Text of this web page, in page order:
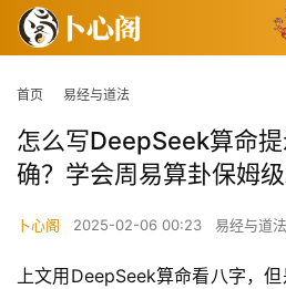
首页 易经与道法
怎么写DeepSeek算命
确？学会周易算卦保姆级
卜心阁 2025-02-06 00:23 易经与道法
上文用DeepSeek算命看八字，